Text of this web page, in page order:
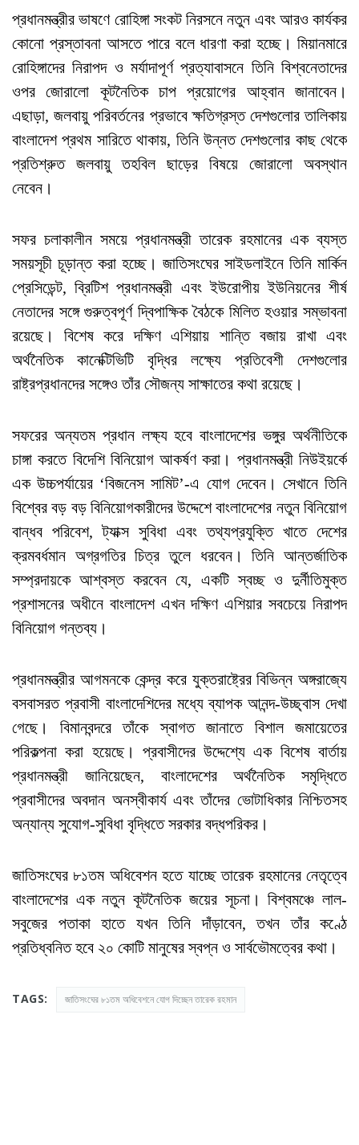
প্রধানমন্ত্রীর ভাষণে রোহিঙ্গা সংকট নিরসনে নতুন এবং আরও কার্যকর
কোনো প্রস্তাবনা আসতে পারে বলে ধারণা করা হচ্ছে। মিয়ানমারে
রোহিঙ্গাদের নিরাপদ ও মর্যাদাপূর্ণ প্রত্যাবাসনে তিনি বিশ্বনেতাদের
ওপর জোরালো কূটনৈতিক চাপ প্রয়োগের আহ্বান জানাবেন।
এছাড়া, জলবায়ু পরিবর্তনের প্রভাবে ক্ষতিগ্রস্ত দেশগুলোর তালিকায়
বাংলাদেশ প্রথম সারিতে থাকায়, তিনি উন্নত দেশগুলোর কাছ থেকে
প্রতিশ্রুত জলবায়ু তহবিল ছাড়ের বিষয়ে জোরালো অবস্থান
নেবেন।
সফর চলাকালীন সময়ে প্রধানমন্ত্রী তারেক রহমানের এক ব্যস্ত
সময়সূচী চূড়ান্ত করা হচ্ছে। জাতিসংঘের সাইডলাইনে তিনি মার্কিন
প্রেসিডেন্ট, ব্রিটিশ প্রধানমন্ত্রী এবং ইউরোপীয় ইউনিয়নের শীর্ষ
নেতাদের সঙ্গে গুরুত্বপূর্ণ দ্বিপাক্ষিক বৈঠকে মিলিত হওয়ার সম্ভাবনা
রয়েছে। বিশেষ করে দক্ষিণ এশিয়ায় শান্তি বজায় রাখা এবং
অর্থনৈতিক কানেক্টিভিটি বৃদ্ধির লক্ষ্যে প্রতিবেশী দেশগুলোর
রাষ্ট্রপ্রধানদের সঙ্গেও তাঁর সৌজন্য সাক্ষাতের কথা রয়েছে।
সফরের অন্যতম প্রধান লক্ষ্য হবে বাংলাদেশের ভঙ্গুর অর্থনীতিকে
চাঙ্গা করতে বিদেশি বিনিয়োগ আকর্ষণ করা। প্রধানমন্ত্রী নিউইয়র্কে
এক উচ্চপর্যায়ের ‘বিজনেস সামিট’-এ যোগ দেবেন। সেখানে তিনি
বিশ্বের বড় বড় বিনিয়োগকারীদের উদ্দেশে বাংলাদেশের নতুন বিনিয়োগ
বান্ধব পরিবেশ, ট্যাক্স সুবিধা এবং তথ্যপ্রযুক্তি খাতে দেশের
ক্রমবর্ধমান অগ্রগতির চিত্র তুলে ধরবেন। তিনি আন্তর্জাতিক
সম্প্রদায়কে আশ্বস্ত করবেন যে, একটি স্বচ্ছ ও দুর্নীতিমুক্ত
প্রশাসনের অধীনে বাংলাদেশ এখন দক্ষিণ এশিয়ার সবচেয়ে নিরাপদ
বিনিয়োগ গন্তব্য।
প্রধানমন্ত্রীর আগমনকে কেন্দ্র করে যুক্তরাষ্ট্রের বিভিন্ন অঙ্গরাজ্যে
বসবাসরত প্রবাসী বাংলাদেশিদের মধ্যে ব্যাপক আনন্দ-উচ্ছ্বাস দেখা
গেছে। বিমানবন্দরে তাঁকে স্বাগত জানাতে বিশাল জমায়েতের
পরিকল্পনা করা হয়েছে। প্রবাসীদের উদ্দেশ্যে এক বিশেষ বার্তায়
প্রধানমন্ত্রী জানিয়েছেন, বাংলাদেশের অর্থনৈতিক সমৃদ্ধিতে
প্রবাসীদের অবদান অনস্বীকার্য এবং তাঁদের ভোটাধিকার নিশ্চিতসহ
অন্যান্য সুযোগ-সুবিধা বৃদ্ধিতে সরকার বদ্ধপরিকর।
জাতিসংঘের ৮১তম অধিবেশন হতে যাচ্ছে তারেক রহমানের নেতৃত্বে
বাংলাদেশের এক নতুন কূটনৈতিক জয়ের সূচনা। বিশ্বমঞ্চে লাল-
সবুজের পতাকা হাতে যখন তিনি দাঁড়াবেন, তখন তাঁর কণ্ঠে
প্রতিধ্বনিত হবে ২০ কোটি মানুষের স্বপ্ন ও সার্বভৌমত্বের কথা।
TAGS: জাতিসংঘের ৮১তম অধিবেশনে যোগ দিচ্ছেন তারেক রহমান